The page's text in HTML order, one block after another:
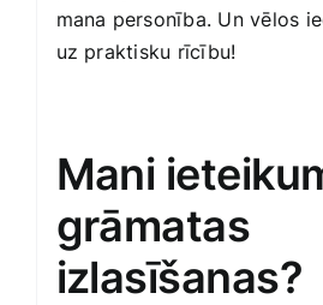
mana personība. Un vēlos
uz praktisku rīcību!
Mani
grāmatas
izlasīšanas?